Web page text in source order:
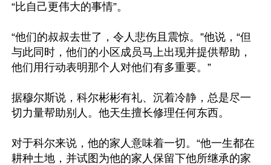
“比自己更伟大的事情”。
“他们的叔叔去世了，令人悲伤且震惊。”他说，“但
与此同时，他们的小区成员马上出现并提供帮助，
他们用行动表明那个人对他们有多重要。”
据穆尔斯说，科尔彬彬有礼、沉着冷静，总是尽一
切力量帮助别人。他天生擅长修理任何东西。
对于科尔来说，他的家人意味着一切。“他一生都在
耕种土地，并试图为他的家人保留下他所继承的家